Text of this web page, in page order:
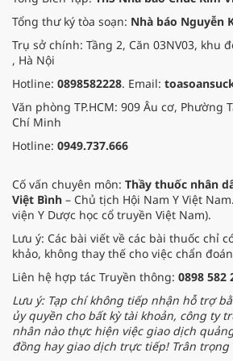
cho các cựu
thay đổi đột
Tổng thư ký tòa soạn: Nhà báo Nguyễn
Trụ sở chính: Tầng 2, Căn 03NV03, khu
, Hà Nội
Hotline: 0898582228. Email:
Văn phòng TP.HCM: 909 Âu cơ, Phường
Chí Minh
Hotline: 0949.737.666
Cố vấn chuyên môn: Thầy thuốc nhân
Việt Bình – Chủ tịch Hội Nam Y Việt
viện Y Dược học cổ truyền Việt Nam).
Lưu ý: Các bài viết về các bài thuốc chỉ
khảo, không thay thế cho việc chẩn
Liên hệ hợp tác Truyền thông: 0898 582
Lưu ý: Tạp chí không tiếp nhận hỗ trợ
ủy quyền cho bất kỳ tài khoản, công ty
nhân nào thực hiện việc giao dịch
đồng hay giao dịch trực tiếp! Trân trọng